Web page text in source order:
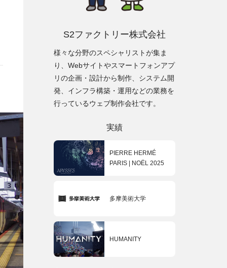
S2ファクトリー株式会社
様々な分野のスペシャリストが集ま
り、Webサイトやスマートフォンアプ
リの企画・設計から制作、システム開
発、インフラ構築・運用などの業務を
行っているウェブ制作会社です。
実績
PIERRE HERMÉ
PARIS | NOËL 2025
多摩美術大学
HUMANITY